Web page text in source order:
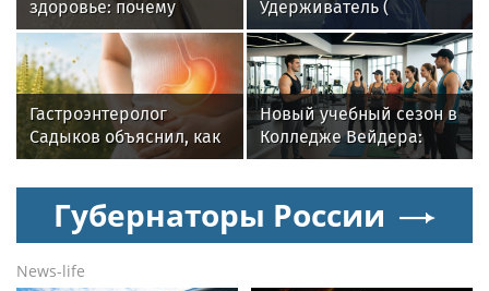
здоровье: почему
важен исправный
водонагреватель
Удерживатель (
Удерживающий сейчас
) русского вологодского
писателя и поэта
Андрея Малышева (
роман опубликован в
2016 г. )
Гастроэнтеролог
Садыков объяснил, как
амброзия может влиять
Новый учебный сезон в
Колледже Вейдера:
стартовали очные
фитнес-тренеров и
специалистов
Губернаторы России
News-life